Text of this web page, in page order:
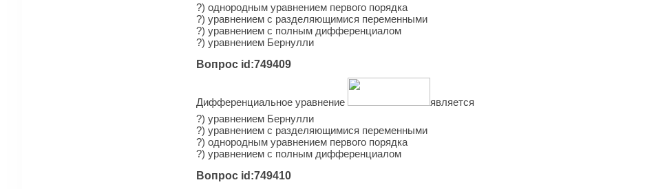
?) однородным уравнением первого порядка
?) уравнением с разделяющимися переменными
?) уравнением с полным дифференциалом
?) уравнением Бернулли
Вопрос id:749409
Дифференциальное уравнение
является
?) уравнением Бернулли
?) уравнением с разделяющимися переменными
?) однородным уравнением первого порядка
?) уравнением с полным дифференциалом
Вопрос id:749410